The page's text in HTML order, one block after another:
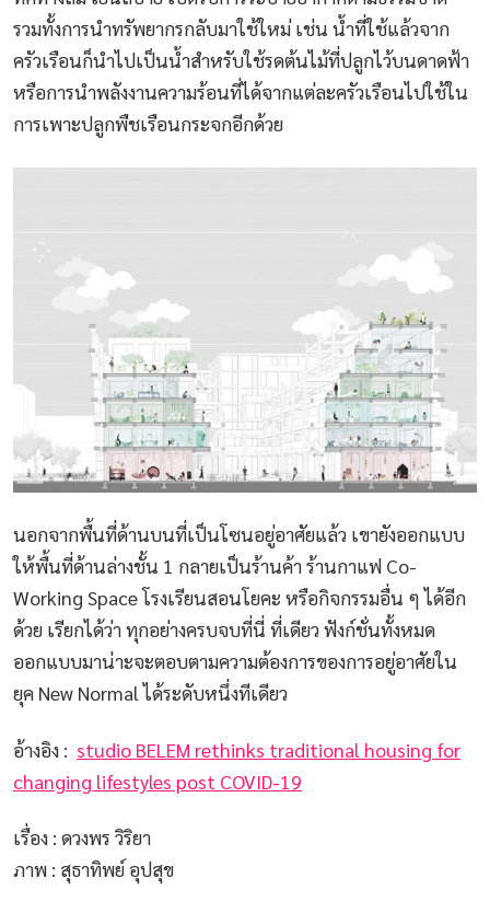
รวมทั้งการนำทรัพยากรกลับมาใช้ใหม่ เช่น น้ำที่ใช้แล้วจาก
ครัวเรือนก็นำไปเป็นน้ำสำหรับใช้รดต้นไม้ที่ปลูกไว้บนดาดฟ้า
หรือการนำพลังงานความร้อนที่ได้จากแต่ละครัวเรือนไปใช้ใน
การเพาะปลูกพืชเรือนกระจกอีกด้วย
นอกจากพื้นที่ด้านบนที่เป็นโซนอยู่อาศัยแล้ว เขายังออกแบบ
ให้พื้นที่ด้านล่างชั้น 1 กลายเป็นร้านค้า ร้านกาแฟ Co-
Working Space โรงเรียนสอนโยคะ หรือกิจกรรมอื่น ๆ ได้อีก
ด้วย เรียกได้ว่า ทุกอย่างครบจบที่นี่ ที่เดียว ฟังก์ชั่นทั้งหมด
ออกแบบมาน่าะจะตอบตามความต้องการของการอยู่อาศัยใน
ยุค New Normal ได้ระดับหนึ่งทีเดียว
อ้างอิง : studio BELEM rethinks traditional housing for
changing lifestyles post COVID-19
เรื่อง : ดวงพร วิริยา
ภาพ : สุธาทิพย์ อุปสุข